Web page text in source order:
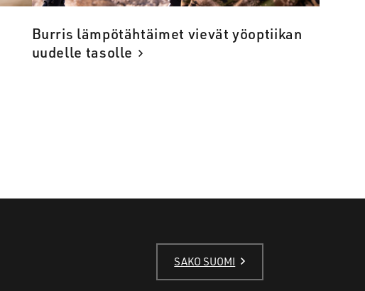
Burris lämpötähtäimet vievät yöoptiikan
uudelle tasolle
SAKO SUOMI